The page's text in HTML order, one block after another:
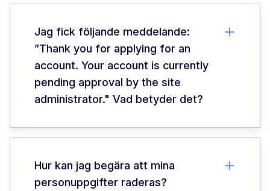
Jag fick följande meddelande:
”Thank you for applying for an
account. Your account is currently
pending approval by the site
administrator." Vad betyder det?
Hur kan jag begära att mina
personuppgifter raderas?